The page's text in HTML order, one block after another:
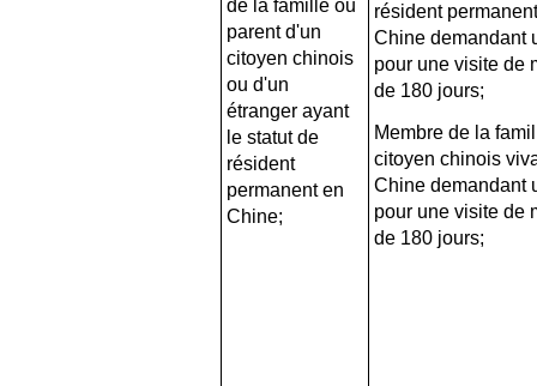
de la famille ou
parent d'un
citoyen chinois
ou d'un
étranger ayant
le statut de
résident
permanent en
Chine;
résident
Chine demandant
pour une visite de
de 180 jours;
Membre de la
citoyen chinois
Chine demandant
pour une visite de
de 180 jours;